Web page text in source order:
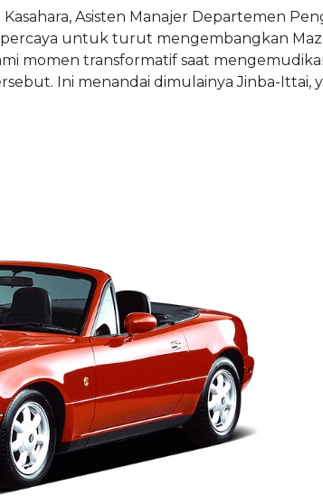
Asisten Manajer Departemen
untuk turut mengembangkan
momen transformatif saat
Ini menandai dimulainya Jinba-Ittai,